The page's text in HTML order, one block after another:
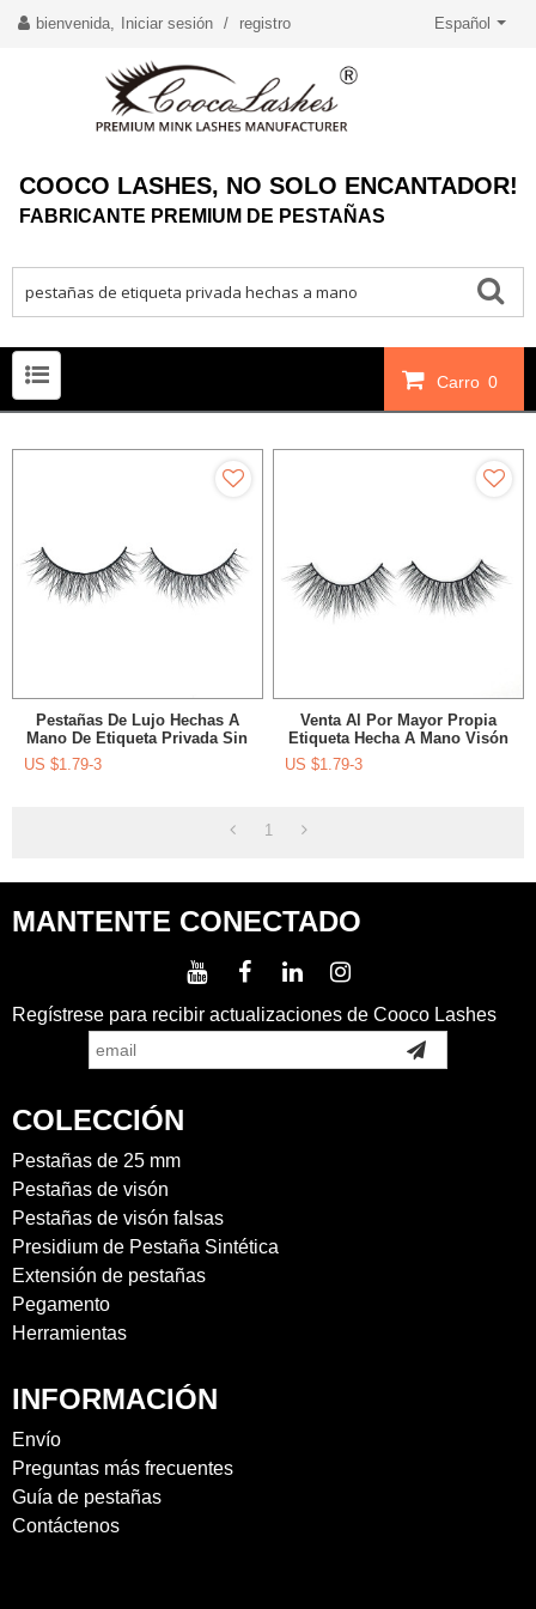
bienvenida, Iniciar sesión / registro Español
COOCO LASHES, NO SOLO ENCANTADOR!
FABRICANTE PREMIUM DE PESTAÑAS
Carro 0
Pestañas De Lujo Hechas A
Mano De Etiqueta Privada Sin
Pestañas De Lujo Pestañas
Para Pestañas Amor
US $1.79-3
Venta Al Por Mayor Propia
Etiqueta Hecha A Mano Visón
Pestañas Etiqueta Privada Y
Maquillaje
US $1.79-3
1
MANTENTE CONECTADO
Regístrese para recibir actualizaciones de Cooco Lashes
COLECCIÓN
Pestañas de 25 mm
Pestañas de visón
Pestañas de visón falsas
Presidium de Pestaña Sintética
Extensión de pestañas
Pegamento
Herramientas
INFORMACIÓN
Envío
Preguntas más frecuentes
Guía de pestañas
Contáctenos